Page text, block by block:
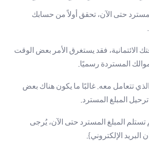
حتى الآن، تحقق أولاً من حسابك
الائتمانية، فقد يستغرق الأمر بعض الوقت
المستردة رسميًا.
تتعامل معه. غالبًا ما يكون هناك بعض
المبلغ المسترد.
المبلغ المسترد حتى الآن، يُرجى
البريد الإلكتروني}.